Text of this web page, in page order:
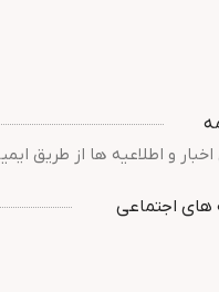
و اطلاعیه ها از طریق
اجتماعی